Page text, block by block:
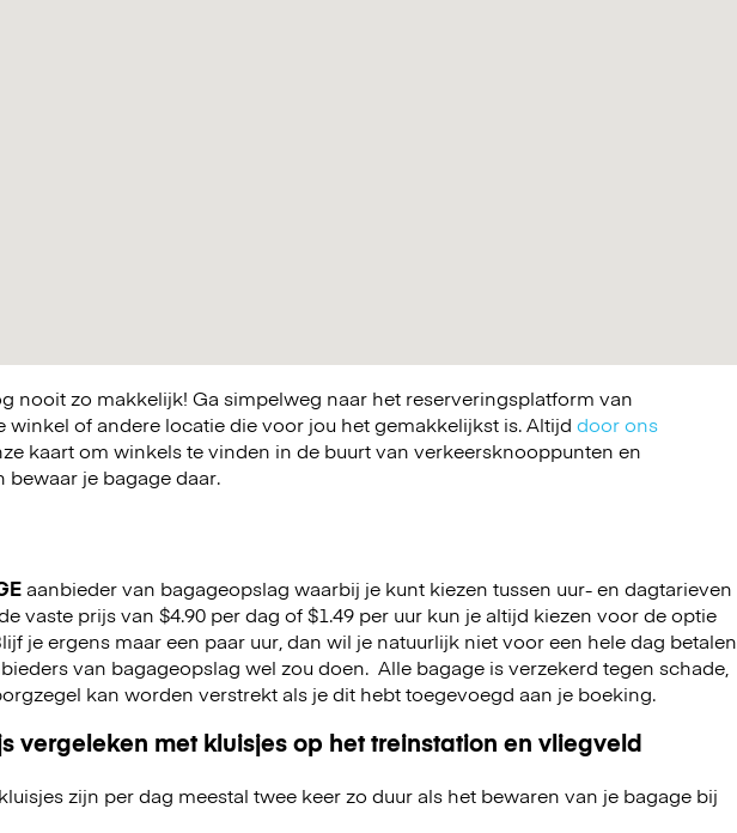
nooit zo makkelijk! Ga simpelweg naar het reserveringsplatform van
winkel of andere locatie die voor jou het gemakkelijkst is. Altijd door ons
kaart om winkels te vinden in de buurt van verkeersknooppunten en
je bagage daar.
aanbieder van bagageopslag waarbij je kunt kiezen tussen uur- en dagtarieven
vaste prijs van $4.90 per dag of $1.49 per uur kun je altijd kiezen voor de optie
je ergens maar een paar uur, dan wil je natuurlijk niet voor een hele dag betalen
van bagageopslag wel zou doen. Alle bagage is verzekerd tegen schade,
kan worden verstrekt als je dit hebt toegevoegd aan je boeking.
vergeleken met kluisjes op het treinstation en vliegveld
zijn per dag meestal twee keer zo duur als het bewaren van je bagage bij